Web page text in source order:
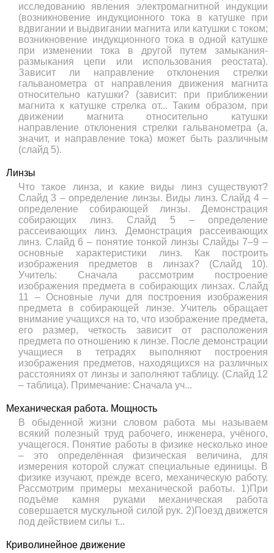
исследованию явления электромагнитной индукции
(возникновение индукционного тока в катушке при
вдвигании и выдвигании магнита или катушки с током;
возникновение индукционного тока в одной катушке
при изменении тока в другой путем замыкания-
размыкания цепи или использования реостата).
Зависит ли направление отклонения стрелки
гальванометра от направления движения магнита
относительно катушки? (зависит: при приближении
магнита к катушке стрелка от... Таким образом, при
движении магнита относительно катушки
направление отклонения стрелки гальванометра (а,
значит, и направление тока) может быть различным
(слайд 5).
Линзы
Что такое линза, и какие виды линз существуют?
Слайд 3 – определение линзы. Виды линз. Слайд 4 –
определение собирающей линзы. Демонстрация
собирающих линз. Слайд 5 – определение
рассеивающих линз. Демонстрация рассеивающих
линз. Слайд 6 – понятие тонкой линзы Слайды 7–9 –
основные характеристики линз. Как построить
изображения предметов в линзах? (Слайд 10).
Учитель: Сначала рассмотрим построение
изображения предмета в собирающих линзах. Слайд
11 – Основные лучи для построения изображения
предмета в собирающей линзе. Учитель обращает
внимание учащихся на то, что изображение предмета,
его размер, четкость зависит от расположения
предмета по отношению к линзе. После демонстрации
учащиеся в тетрадях выполняют построения
изображения предметов, находящихся на различных
расстояниях от линзы и заполняют таблицу. (Слайд 12
– таблица). Примечание: Сначала уч...
Механическая работа. Мощность
В обыденной жизни словом работа мы называем
всякий полезный труд рабочего, инженера, учёного,
учащегося. Понятие работы в физике несколько иное
– это определённая физическая величина, для
измерения которой служат специальные единицы. В
физике изучают, прежде всего, механическую работу.
Рассмотрим примеры механической работы. 1)При
подъёме камня руками механическая работа
совершается мускульной силой рук. 2)Поезд движется
под действием силы т...
Криволинейное движение